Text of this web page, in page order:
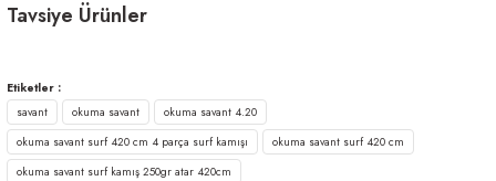
Tavsiye Ürünler
3.870,00 ₺
Tükendi
Okuma Ceymar Surf 4,30 m 100-250 gr 3 Parça Surf Kamışı
Etiketler :
savant
okuma savant
okuma savant 4.20
okuma savant surf 420 cm 4 parça surf kamışı
okuma savant surf 420 cm
okuma savant surf kamış 250gr atar 420cm